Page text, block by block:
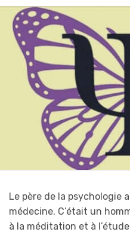
Le père de la psychologie
médecine. C’était un
à la méditation et à